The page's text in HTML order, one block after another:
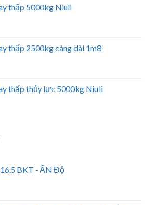
thấp 5000kg Niuli
thấp 2500kg càng dài 1m8
thấp thủy lực 5000kg Niuli
BKT - ẤN Độ